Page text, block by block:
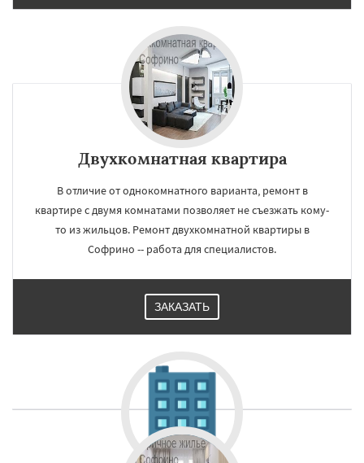
Двухкомнатная квартира
В отличие от однокомнатного варианта, ремонт в
квартире с двумя комнатами позволяет не съезжать кому-
то из жильцов. Ремонт двухкомнатной квартиры в
Софрино -- работа для специалистов.
ЗАКАЗАТЬ